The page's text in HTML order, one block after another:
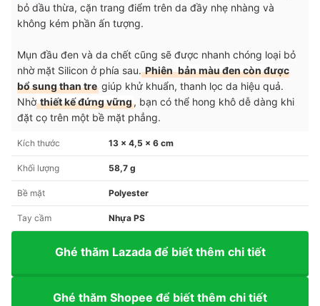
bỏ dầu thừa, cặn trang điểm trên da đầy nhẹ nhàng và
không kém phần ấn tượng.
Mụn đầu đen và da chết cũng sẽ được nhanh chóng loại bỏ
nhờ mặt Silicon ở phía sau.Phiên bản màu đen còn được
bổ sung than tre giúp khử khuẩn, thanh lọc da hiệu quả.
Nhờthiết kế đứng vững, bạn có thể hong khô dễ dàng khi
đặt cọ trên một bề mặt phẳng.
Kích thước 13 x 4,5 x 6 cm
Khối lượng 58,7 g
Bề mặt Polyester
Tay cầm Nhựa PS
Ghé thăm Lazada để biết thêm chi tiết
Ghé thăm Shopee để biết thêm chi tiết